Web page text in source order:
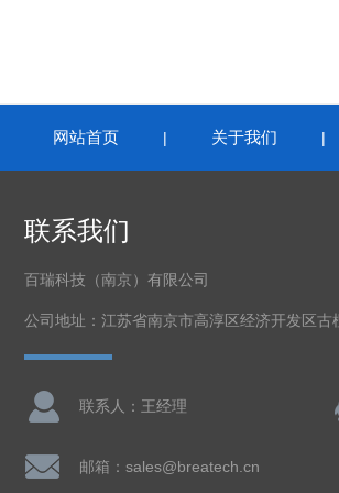
网站首页 | 关于我们 |
联系我们
百瑞科技（南京）有限公司
公司地址：江苏省南京市高淳区经济开发区
联系人：王经理
邮箱：sales@breatech.cn